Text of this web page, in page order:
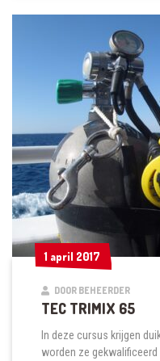
1 april 2017
1 april 2017
DOOR BEHEERDER
TEC TRIMIX 65
In deze cursus krijgen
worden ze